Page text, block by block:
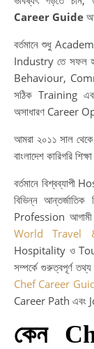
Career Guide
বর্তমানে শুধু
Industry তে সফল
Behaviour,
সঠিক Training এবং
অসাধারণ Career
আমরা ২০১১ সাল থেকে
বাংলাদেশ কারিগরি
বর্তমানে
বিভিন্ন
Profession আগামী
World Travel
Hospitality ও
সম্পর্কে গুরুত্বপূর্ণ
Chef Career
Career Path এবং
কেন